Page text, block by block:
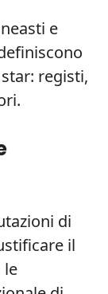
e
registi,
di
il
le